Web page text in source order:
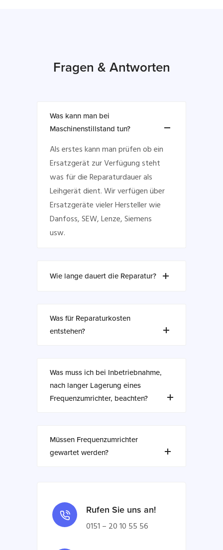
Fragen & Antworten
Was kann man bei
Maschinenstillstand tun?
Als erstes kann man prüfen ob ein
Ersatzgerät zur Verfügung steht
was für die Reparaturdauer als
Leihgerät dient. Wir verfügen über
Ersatzgeräte vieler Hersteller wie
Danfoss, SEW, Lenze, Siemens
usw.
Wie lange dauert die Reparatur?
Was für Reparaturkosten
entstehen?
Was muss ich bei Inbetriebnahme,
nach langer Lagerung eines
Frequenzumrichter, beachten?
Müssen Frequenzumrichter
gewartet werden?
Rufen Sie uns an!
0151 – 20 10 55 56